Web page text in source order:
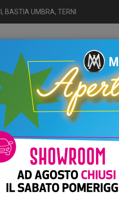
BASTIA UMBRA, TERNI
HOME USATO
T-cross Benzina
AUTO